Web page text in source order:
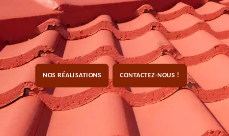
NOS RÉALISATIONS CONTACTEZ-NOUS !